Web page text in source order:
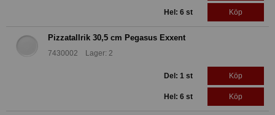
Hel: 6 st Köp
Pizzatallrik 30,5 cm Pegasus Exxent
7430002 Lager: 2
Del: 1 st Köp
Hel: 6 st Köp